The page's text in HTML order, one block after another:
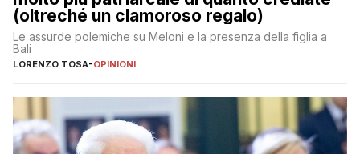
(oltreché un clamoroso regalo)
Le assurde polemiche su Meloni e la presenza della figlia a
Bali
LORENZO TOSA-OPINIONI